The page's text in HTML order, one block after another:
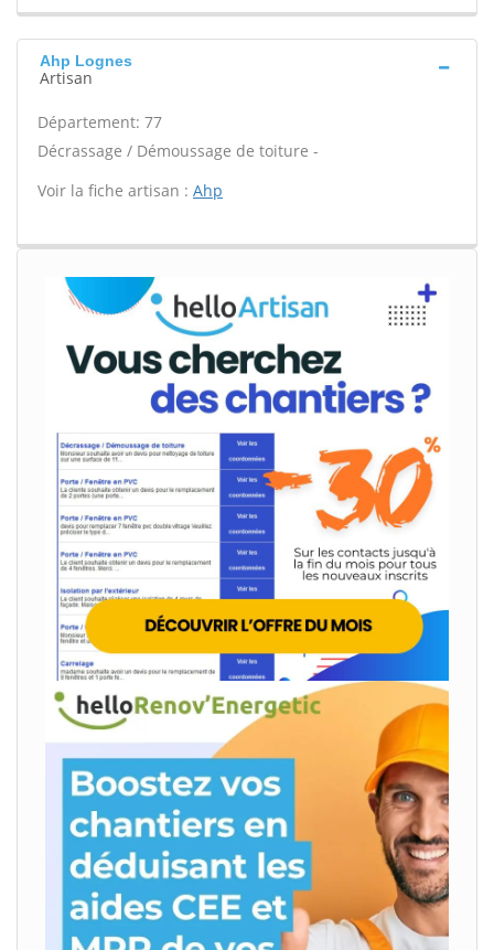
Ahp Lognes
Artisan
Département: 77
Décrassage / Démoussage de toiture -
Voir la fiche artisan : Ahp